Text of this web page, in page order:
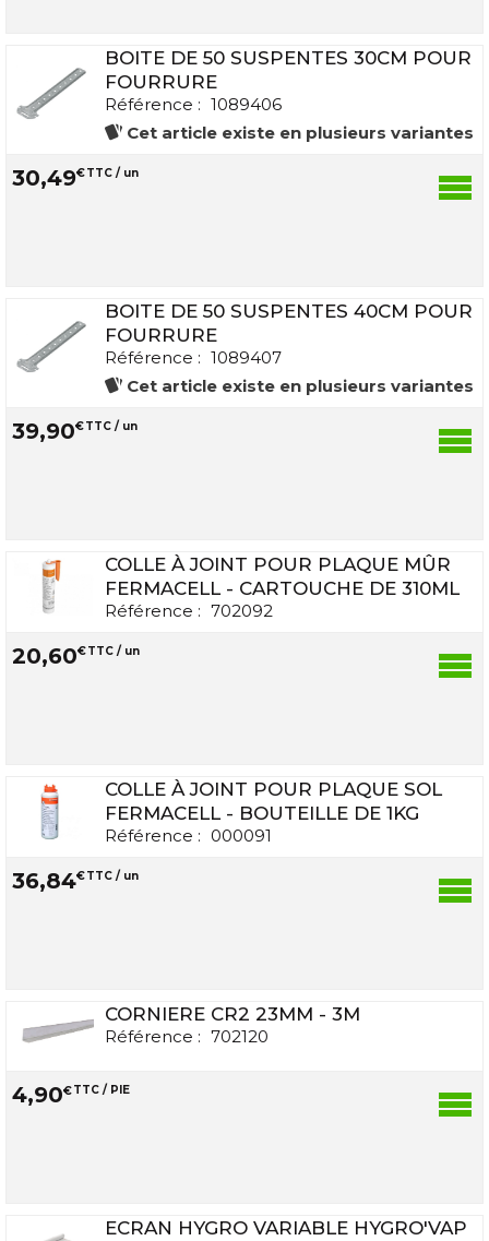
BOITE DE 50 SUSPENTES 30CM POUR
FOURRURE
Référence : 1089406
Cet article existe en plusieurs variantes
30,49€TTC / un
BOITE DE 50 SUSPENTES 40CM POUR
FOURRURE
Référence : 1089407
Cet article existe en plusieurs variantes
39,90€TTC / un
COLLE À JOINT POUR PLAQUE MÛR
FERMACELL - CARTOUCHE DE 310ML
Référence : 702092
20,60€TTC / un
COLLE À JOINT POUR PLAQUE SOL
FERMACELL - BOUTEILLE DE 1KG
Référence : 000091
36,84€TTC / un
CORNIERE CR2 23MM - 3M
Référence : 702120
4,90€TTC / PIE
ECRAN HYGRO VARIABLE HYGRO'VAP